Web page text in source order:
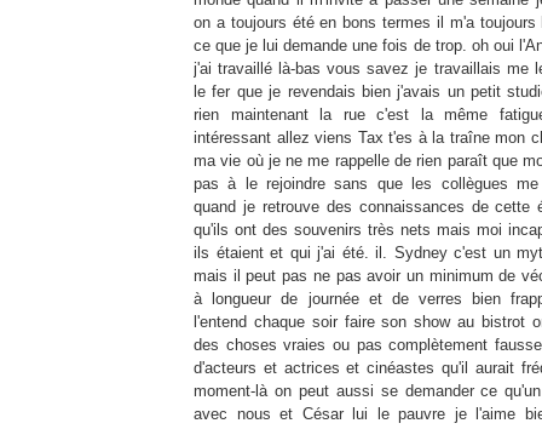
on a toujours été en bons termes il m'a toujours
ce que je lui demande une fois de trop. oh oui
j'ai travaillé là-bas vous savez je travaillais me
le fer que je revendais bien j'avais un petit
rien maintenant la rue c'est la même
intéressant allez viens
Tax t'es à la traîne mon
ma vie où je ne me rappelle de rien paraît que
pas à le rejoindre sans que les collègues
quand je retrouve des connaissances de cette
qu'ils ont des souvenirs très nets mais moi
ils étaient et qui j'ai été. il. Sydneyc'est un
mais il peut pas ne pas avoir un minimum de
à longueur de journée et de verres bien
l'entend chaque soir faire son show au bistrot
des choses vraies ou pas complètement
d'acteurs et actrices et cinéastes qu'il aurait
moment-làon peut aussi se demander ce
avec nous et César lui le pauvre je l'aime